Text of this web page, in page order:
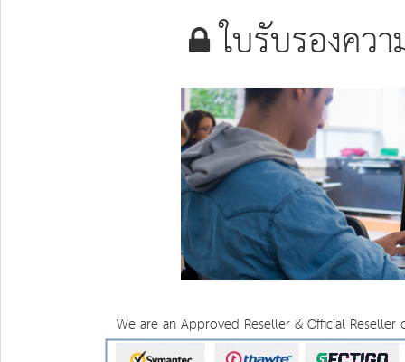
ใบรับรองคว
We are an Approved Reseller & Official